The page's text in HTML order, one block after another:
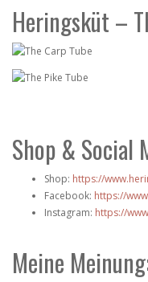
Heringsküt –
Shop & Social
Shop: https://
Facebook: https://
Instagram: https://
Meine